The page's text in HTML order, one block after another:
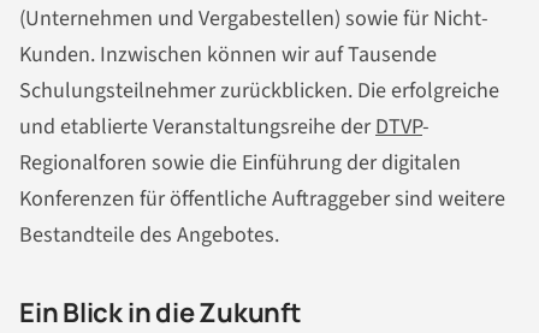
(Unternehmen und Vergabestellen) sowie für Nicht-
Kunden. Inzwischen können wir auf Tausende
Schulungsteilnehmer zurückblicken. Die erfolgreiche
und etablierte Veranstaltungsreihe derDTVP-
Regionalforen sowie die Einführung der digitalen
Konferenzen für öffentliche Auftraggeber sind weitere
Bestandteile des Angebotes.
Ein Blick in die Zukunft